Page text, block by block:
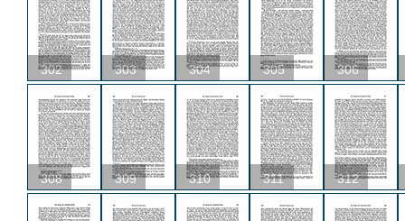
302 303 304 305 306
308 309 310 311 312